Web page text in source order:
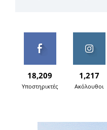
18,209
Υποστηρικτές
1,217
Ακόλουθοι